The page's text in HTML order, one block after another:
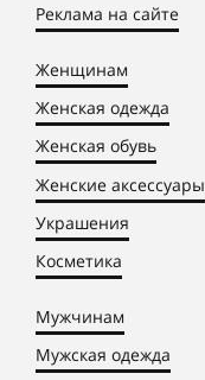
Реклама на сайте
Женщинам
Женская одежда
Женская обувь
Женские аксессуары
Украшения
Косметика
Мужчинам
Мужская одежда